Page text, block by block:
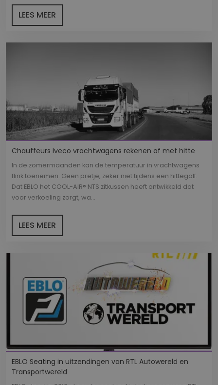
LEES MEER
Chauffeurs Iveco vrachtwagens rekenen af met hitte
In de zomermaanden kan de temperatuur in vrachtwagens
flink toenemen. Geen pretje, zeker niet tijdens een hittegolf.
Dat EBLO het COOL-AIR® NTS zitkussen heeft ontwikkeld dat
voor verkoeling zorgt, wa...
LEES MEER
EBLO Seating in uitzendingen van RTL Autowereld en
Transportwereld